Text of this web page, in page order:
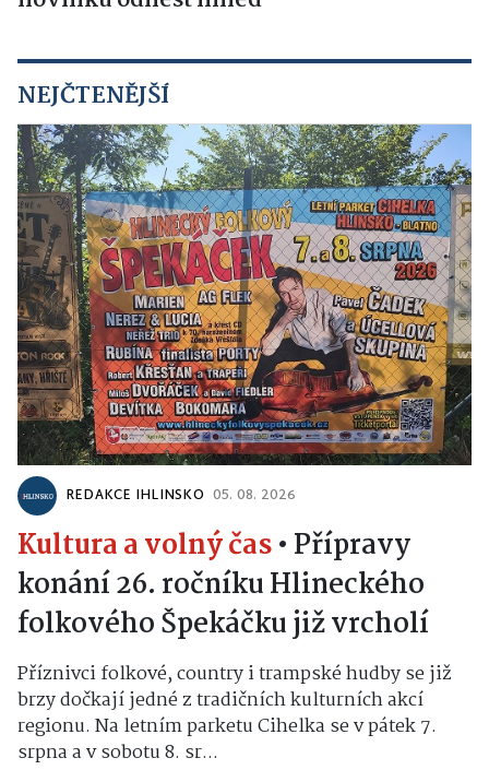
NEJČTENĚJŠÍ
REDAKCE IHLINSKO 05. 08. 2026
Kultura a volný čas• Přípravy
konání 26. ročníku Hlineckého
folkového Špekáčku již vrcholí
Příznivci folkové, country i trampské hudby se již
brzy dočkají jedné z tradičních kulturních akcí
regionu. Na letním parketu Cihelka se v pátek 7.
srpna a v sobotu 8. sr...